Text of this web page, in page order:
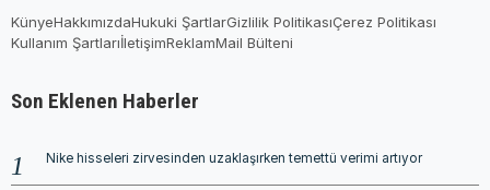
KünyeHakkımızdaHukuki ŞartlarGizlilik PolitikasıÇerez Politikası
Kullanım ŞartlarıİletişimReklamMail Bülteni
Son Eklenen Haberler
Nike hisseleri zirvesinden uzaklaşırken temettü verimi artıyor